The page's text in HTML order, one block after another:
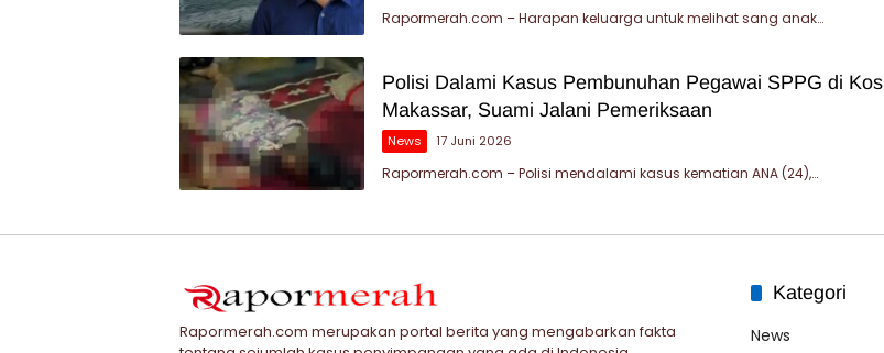
Rapormerah.com – Harapan keluarga untuk melihat sang anak…
Polisi Dalami Kasus Pembunuhan Pegawai SPPG di Kos
Makassar, Suami Jalani Pemeriksaan
News 17 Juni 2026
Rapormerah.com – Polisi mendalami kasus kematian ANA (24),…
Rapormerah.com merupakan portal berita yang mengabarkan fakta
Kategori
News